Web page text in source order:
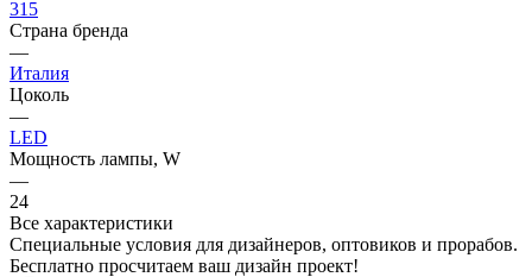
315
Страна бренда
—
Италия
Цоколь
—
LED
Мощность лампы, W
—
24
Все характеристики
Специальные условия для дизайнеров, оптовиков и прорабов.
Бесплатно просчитаем ваш дизайн проект!